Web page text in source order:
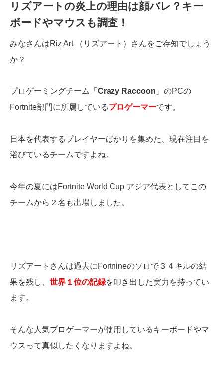
リズアートの炎上の理由は顔バレ？キー
ボードやマウスも調査！
みなさんはRiz Art （リズアート）さんをご存知でしょう
か？
プロゲーミングチーム「 Crazy Raccoon 」のPCの
Fortnite部門に所属しているプロゲーマーです。
日本を代表するプレイヤーばかりを集めた、現在注目を
浴びているチームですよね。
今年の夏にはFortnite World Cup アジア代表としてこの
チームから２名も出場しました。
リズアートさんは過去にFortnineのソロで３４キルの結
果を残し、 世界１位の記録を叩き出した実力を持ってい
ます。
そんな人気プロゲーマーが使用しているキーボードやマ
ウスって真似したくなりますよね。